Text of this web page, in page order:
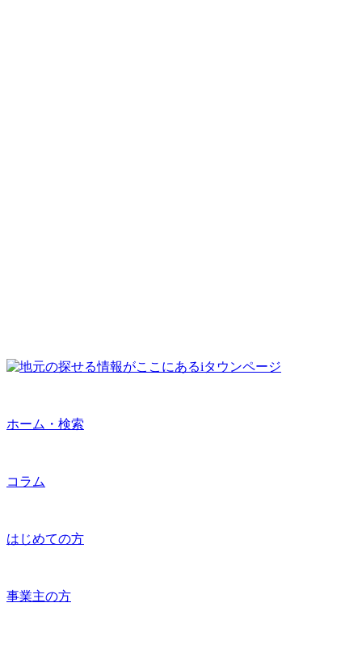
ホーム・検索
コラム
はじめての方
事業主の方